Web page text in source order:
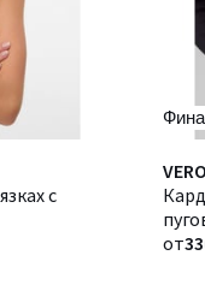
с
от
4,8
/ 5
2